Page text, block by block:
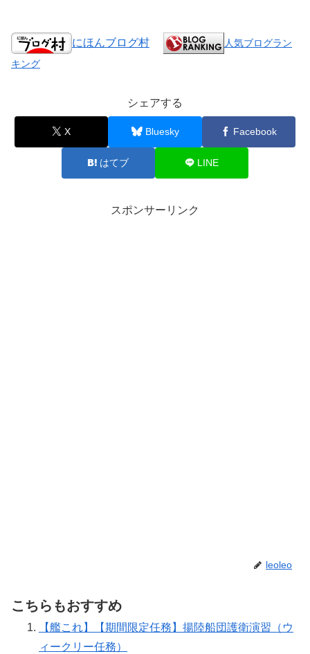
にほんブログ村
人気ブログラン
キング
シェアする
X Bluesky Facebook
はてブ LINE
スポンサーリンク
leoleo
こちらもおすすめ
【艦これ】【期間限定任務】揚陸船団護衛演習（ウ
ィークリー任務）